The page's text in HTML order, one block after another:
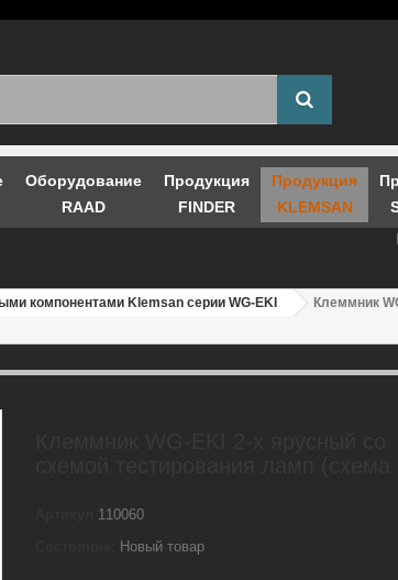
Оборудование
RAAD
Продукция
FINDER
Продукция
KLEMSAN
компонентами Klemsan серии WG-EKI
Клеммник
110060
Новый товар